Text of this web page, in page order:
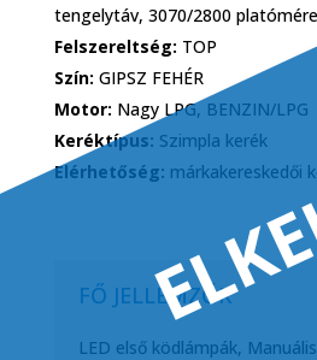
tengelytáv, 3070/2800
Felszereltség: TOP
Szín: GIPSZ FEHÉR
Motor: Nagy LPG, BENZIN/LPG
Keréktípus: Szimpla kerék
Elérhetőség: márkakereskedői
FŐ JELLEMZŐK
LED első ködlámpák,